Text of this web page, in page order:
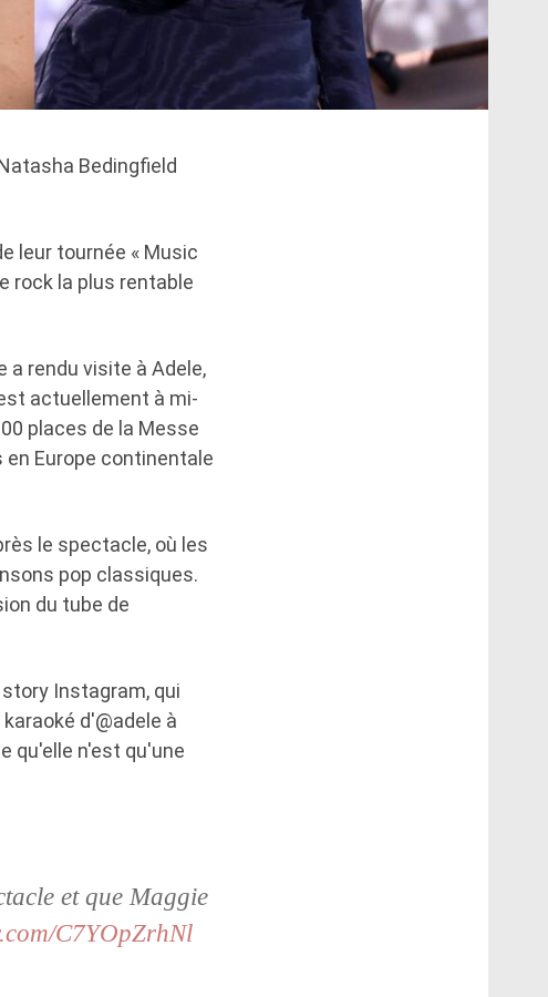
Bedingfield
leur tournée « Music
rock la plus rentable
a rendu visite à Adele,
actuellement à mi-
places de la Messe
Europe continentale
le spectacle, où les
pop classiques.
du tube de
Instagram, qui
d'@adele à
qu'elle n'est qu'une
et que Maggie
C7YOpZrhNl